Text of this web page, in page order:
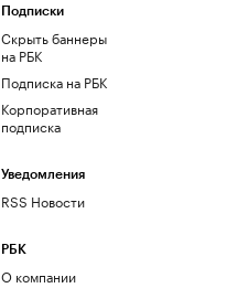
Подписки
Скрыть баннеры
на РБК
Подписка на РБК
Корпоративная
подписка
Уведомления
RSS Новости
РБК
О компании